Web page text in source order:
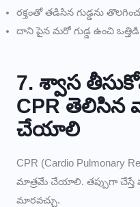
రక్తంతో తడిసిన గుడ్డను
దాని పైన మరో గుడ్డ ఉంచి
7. శ్వాస
CPR తెలిసిన
చేయాలి
CPR (Cardio Pulmonary
మాత్రమే చేయాలి. తప్పుగా చేస్తే
మారవచ్చు.